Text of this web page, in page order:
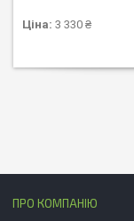
Ціна: 3 330 ₴
ПРО КОМПАНІЮ